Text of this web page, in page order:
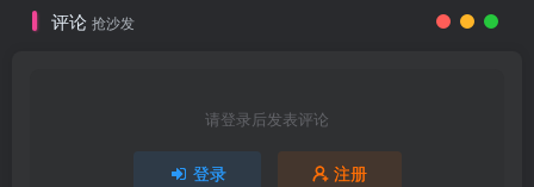
评论 抢沙发
请登录后发表评论
登录 注册